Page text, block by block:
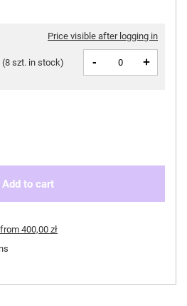
Price visible after logging in
(8 szt. in stock) - +
Add to cart
from 400,00 zł